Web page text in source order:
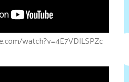
watch?v=4E7VDlLSPZc